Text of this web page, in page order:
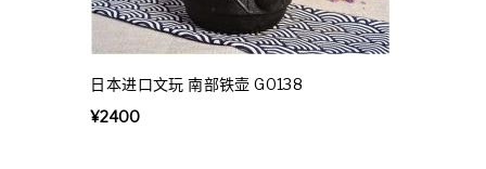
日本进口文玩 南部铁壶 G0138
¥2400